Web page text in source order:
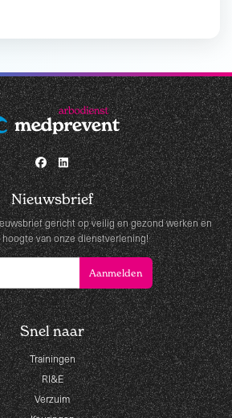
Nieuwsbrief
gericht op veilig en gezond werken en
van onze dienstverlening!
Snel naar
Trainingen
RI&E
Verzuim